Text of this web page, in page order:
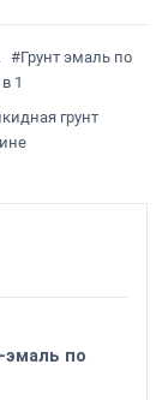
#Грунт эмаль по
1
грунт
эмаль по